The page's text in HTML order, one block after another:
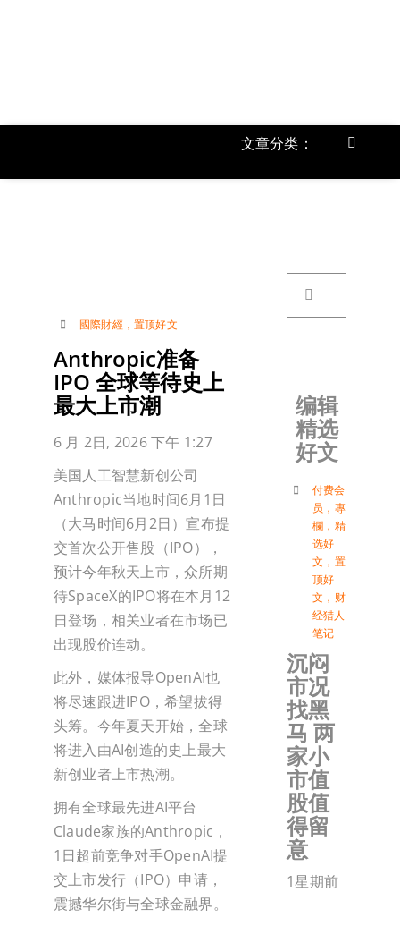
文章分类：
Toggle
國際財經， 置顶好文
Anthropic准备
IPO 全球等待史上
最大上市潮
6 月 2日, 2026 下午 1:27
美国人工智慧新创公司
Anthropic当地时间6月1日
（大马时间6月2日）宣布提
交首次公开售股（IPO），
预计今年秋天上市，众所期
待SpaceX的IPO将在本月12
日登场，相关业者在市场已
出现股价连动。
此外，媒体报导OpenAI也
将尽速跟进IPO，希望拔得
头筹。今年夏天开始，全球
将进入由AI创造的史上最大
新创业者上市热潮。
拥有全球最先进AI平台
Claude家族的Anthropic，
1日超前竞争对手OpenAI提
交上市发行（IPO）申请，
震撼华尔街与全球金融界。
编辑
精选
好文
付费会
员 ， 專
欄 ， 精
选好
文 ， 置
顶好
文 ， 财
经猎人
笔记
沉闷
市况
找黑
马 两
家小
市值
股值
得留
意
1星期前